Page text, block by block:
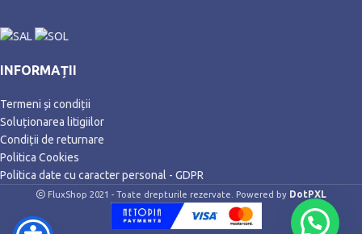
INFORMAȚII
Termeni și condiții
Soluționarea litigiilor
Condiții de returnare
Politica Cookies
Politica date cu caracter personal - GDPR
FluxShop 2021 - Toate drepturile rezervate. Powered by DotPXL